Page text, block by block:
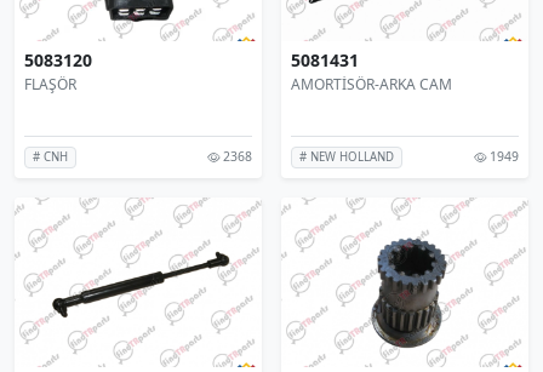
5083120
FLAŞÖR
# CNH 2368
5081431
AMORTİSÖR-ARKA CAM
# NEW HOLLAND 1949